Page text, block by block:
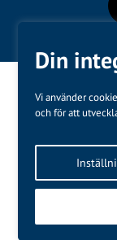
Din
Vi använder
och för att